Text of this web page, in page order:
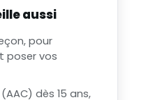
aussi
pour
poser vos
dès 15 ans,